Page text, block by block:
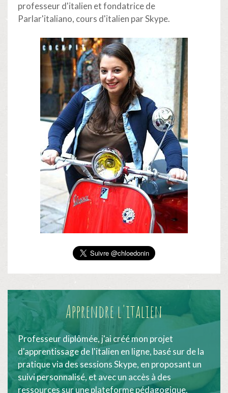
professeur d'italien et fondatrice de
Parlar'italiano, cours d'italien par Skype.
Apprendre l'italien
Professeur diplômée, j'ai créé mon projet
d'apprentissage de l'italien en ligne, basé sur de la
pratique via des sessions Skype, en proposant un
suivi personnalisé, et avec un accès à des
ressources sur une plateforme pédagogique.